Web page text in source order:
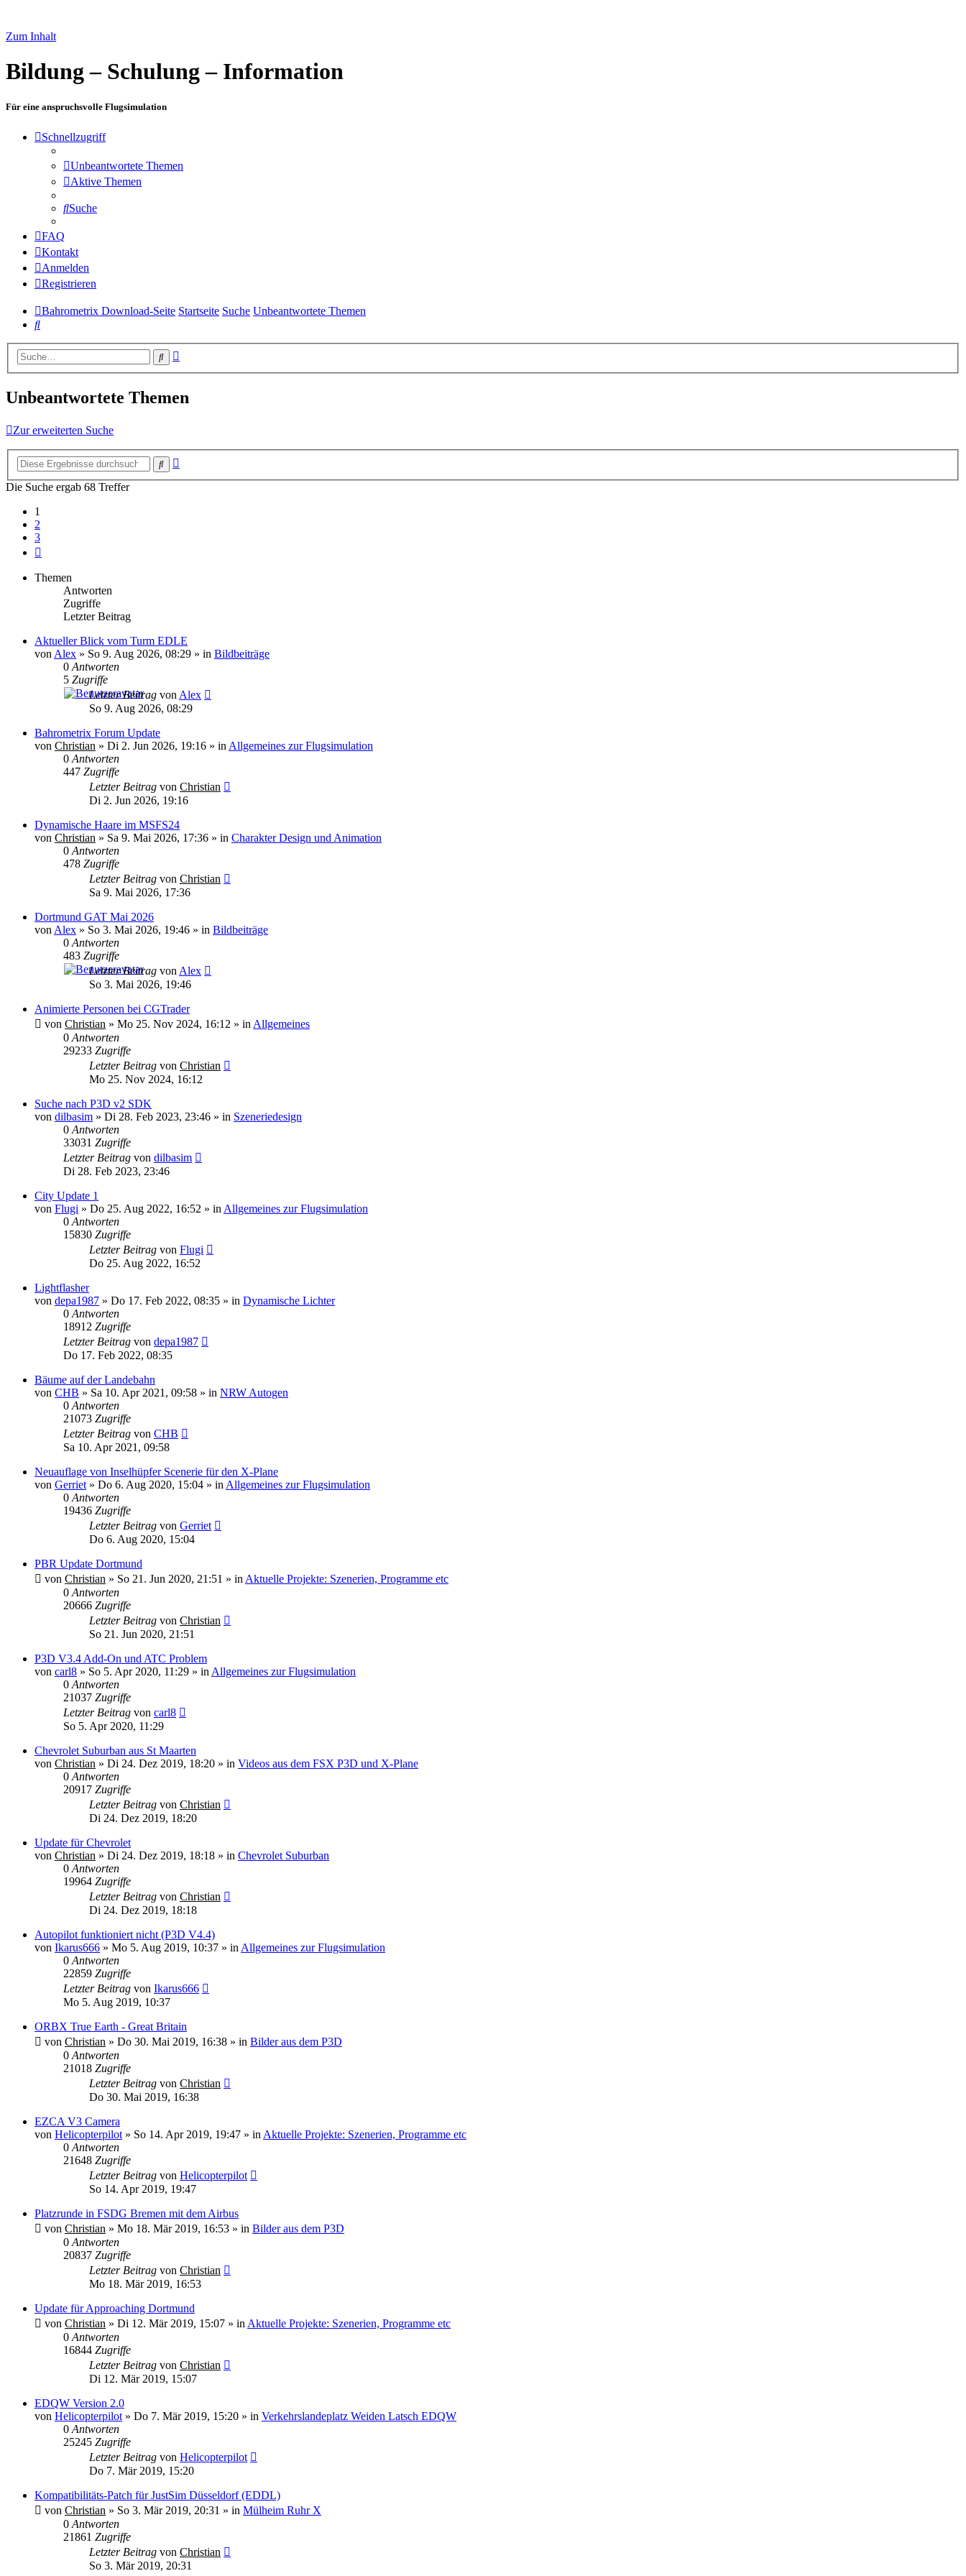
Zum Inhalt
Bildung – Schulung – Information
Für eine anspruchsvolle Flugsimulation
Schnellzugriff
Unbeantwortete Themen
Aktive Themen
Suche
FAQ
Kontakt
Anmelden
Registrieren
Bahrometrix Download-Seite Startseite Suche Unbeantwortete Themen
Suche
Suche
Unbeantwortete Themen
Zur erweiterten Suche
Suche
Die Suche ergab 68 Treffer
1
2
3
Themen
Antworten
Zugriffe
Letzter Beitrag
Aktueller Blick vom Turm EDLE
von Alex » So 9. Aug 2026, 08:29 » in Bildbeiträge
0 Antworten
5 Zugriffe
Letzter Beitrag von Alex
So 9. Aug 2026, 08:29
Bahrometrix Forum Update
von Christian » Di 2. Jun 2026, 19:16 » in Allgemeines zur Flugsimulation
0 Antworten
447 Zugriffe
Letzter Beitrag von Christian
Di 2. Jun 2026, 19:16
Dynamische Haare im MSFS24
von Christian » Sa 9. Mai 2026, 17:36 » in Charakter Design und Animation
0 Antworten
478 Zugriffe
Letzter Beitrag von Christian
Sa 9. Mai 2026, 17:36
Dortmund GAT Mai 2026
von Alex » So 3. Mai 2026, 19:46 » in Bildbeiträge
0 Antworten
483 Zugriffe
Letzter Beitrag von Alex
So 3. Mai 2026, 19:46
Animierte Personen bei CGTrader
von Christian » Mo 25. Nov 2024, 16:12 » in Allgemeines
0 Antworten
29233 Zugriffe
Letzter Beitrag von Christian
Mo 25. Nov 2024, 16:12
Suche nach P3D v2 SDK
von dilbasim » Di 28. Feb 2023, 23:46 » in Szeneriedesign
0 Antworten
33031 Zugriffe
Letzter Beitrag von dilbasim
Di 28. Feb 2023, 23:46
City Update 1
von Flugi » Do 25. Aug 2022, 16:52 » in Allgemeines zur Flugsimulation
0 Antworten
15830 Zugriffe
Letzter Beitrag von Flugi
Do 25. Aug 2022, 16:52
Lightflasher
von depa1987 » Do 17. Feb 2022, 08:35 » in Dynamische Lichter
0 Antworten
18912 Zugriffe
Letzter Beitrag von depa1987
Do 17. Feb 2022, 08:35
Bäume auf der Landebahn
von CHB » Sa 10. Apr 2021, 09:58 » in NRW Autogen
0 Antworten
21073 Zugriffe
Letzter Beitrag von CHB
Sa 10. Apr 2021, 09:58
Neuauflage von Inselhüpfer Scenerie für den X-Plane
von Gerriet » Do 6. Aug 2020, 15:04 » in Allgemeines zur Flugsimulation
0 Antworten
19436 Zugriffe
Letzter Beitrag von Gerriet
Do 6. Aug 2020, 15:04
PBR Update Dortmund
von Christian » So 21. Jun 2020, 21:51 » in Aktuelle Projekte: Szenerien, Programme etc
0 Antworten
20666 Zugriffe
Letzter Beitrag von Christian
So 21. Jun 2020, 21:51
P3D V3.4 Add-On und ATC Problem
von carl8 » So 5. Apr 2020, 11:29 » in Allgemeines zur Flugsimulation
0 Antworten
21037 Zugriffe
Letzter Beitrag von carl8
So 5. Apr 2020, 11:29
Chevrolet Suburban aus St Maarten
von Christian » Di 24. Dez 2019, 18:20 » in Videos aus dem FSX P3D und X-Plane
0 Antworten
20917 Zugriffe
Letzter Beitrag von Christian
Di 24. Dez 2019, 18:20
Update für Chevrolet
von Christian » Di 24. Dez 2019, 18:18 » in Chevrolet Suburban
0 Antworten
19964 Zugriffe
Letzter Beitrag von Christian
Di 24. Dez 2019, 18:18
Autopilot funktioniert nicht (P3D V4.4)
von Ikarus666 » Mo 5. Aug 2019, 10:37 » in Allgemeines zur Flugsimulation
0 Antworten
22859 Zugriffe
Letzter Beitrag von Ikarus666
Mo 5. Aug 2019, 10:37
ORBX True Earth - Great Britain
von Christian » Do 30. Mai 2019, 16:38 » in Bilder aus dem P3D
0 Antworten
21018 Zugriffe
Letzter Beitrag von Christian
Do 30. Mai 2019, 16:38
EZCA V3 Camera
von Helicopterpilot » So 14. Apr 2019, 19:47 » in Aktuelle Projekte: Szenerien, Programme etc
0 Antworten
21648 Zugriffe
Letzter Beitrag von Helicopterpilot
So 14. Apr 2019, 19:47
Platzrunde in FSDG Bremen mit dem Airbus
von Christian » Mo 18. Mär 2019, 16:53 » in Bilder aus dem P3D
0 Antworten
20837 Zugriffe
Letzter Beitrag von Christian
Mo 18. Mär 2019, 16:53
Update für Approaching Dortmund
von Christian » Di 12. Mär 2019, 15:07 » in Aktuelle Projekte: Szenerien, Programme etc
0 Antworten
16844 Zugriffe
Letzter Beitrag von Christian
Di 12. Mär 2019, 15:07
EDQW Version 2.0
von Helicopterpilot » Do 7. Mär 2019, 15:20 » in Verkehrslandeplatz Weiden Latsch EDQW
0 Antworten
25245 Zugriffe
Letzter Beitrag von Helicopterpilot
Do 7. Mär 2019, 15:20
Kompatibilitäts-Patch für JustSim Düsseldorf (EDDL)
von Christian » So 3. Mär 2019, 20:31 » in Mülheim Ruhr X
0 Antworten
21861 Zugriffe
Letzter Beitrag von Christian
So 3. Mär 2019, 20:31